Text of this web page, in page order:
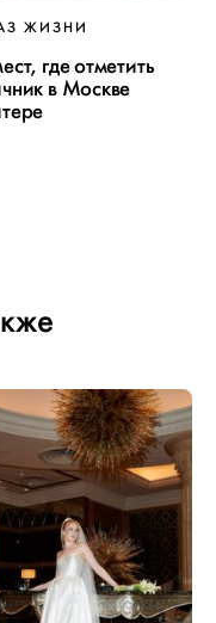
ЖИЗНИ
где отметить
в Москве